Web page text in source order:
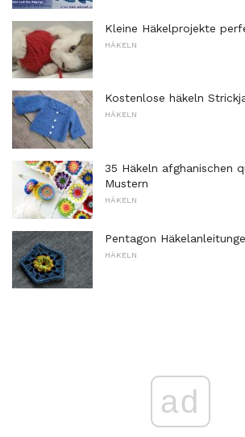
Kleine Häkelprojekte
HÄKELN
Kostenlose häkeln
HÄKELN
35 Häkeln afghanischen
Mustern
HÄKELN
Pentagon
HÄKELN
ad